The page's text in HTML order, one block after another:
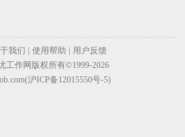
我们 使用帮助
用户反馈
工作网版权所有©1999-2026
沪ICP备12015550号-5)